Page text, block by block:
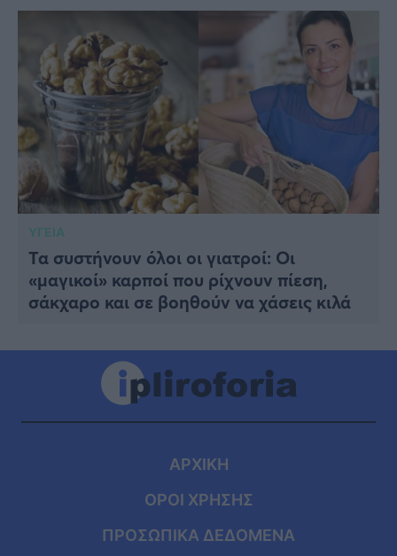
ΥΓΕΙΑ
Τα συστήνουν όλοι οι γιατροί: Οι
«μαγικοί» καρποί που ρίχνουν πίεση,
σάκχαρο και σε βοηθούν να χάσεις κιλά
ΑΡΧΙΚΗ
ΟΡΟΙ ΧΡΗΣΗΣ
ΠΡΟΣΩΠΙΚΑ ΔΕΔΟΜΕΝΑ